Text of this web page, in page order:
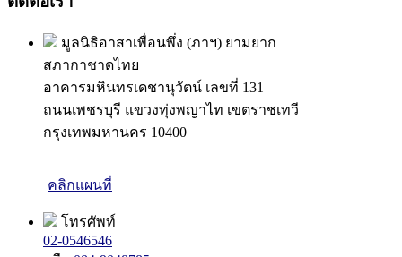
มูลนิธิอาสาเพื่อนพึ่ง (ภาฯ) ยามยาก
สภากาชาดไทย
อาคารมหินทรเดชานุวัตน์ เลขที่ 131
ถนนเพชรบุรี แขวงทุ่งพญาไท เขตราชเทวี
กรุงเทพมหานคร 10400
คลิกแผนที่
โทรศัพท์
02-0546546